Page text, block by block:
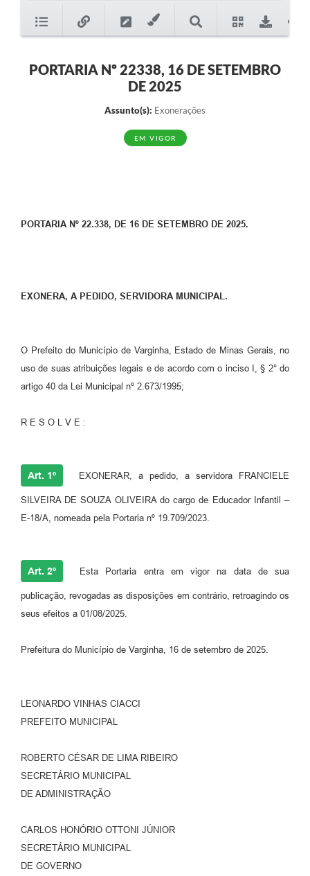
PORTARIA Nº 22338, 16 DE SETEMBRO
DE 2025
Assunto(s): Exonerações
EM VIGOR
PORTARIA Nº 22.338, DE 16 DE SETEMBRO DE 2025.
EXONERA, A PEDIDO, SERVIDORA MUNICIPAL.
O Prefeito do Município de Varginha, Estado de Minas Gerais, no
uso de suas atribuições legais e de acordo com o inciso I, § 2° do
artigo 40 da Lei Municipal nº 2.673/1995;
R E S O L V E :
Art. 1º EXONERAR, a pedido, a servidora FRANCIELE
SILVEIRA DE SOUZA OLIVEIRA do cargo de Educador Infantil –
E-18/A, nomeada pela Portaria nº 19.709/2023.
Art. 2º Esta Portaria entra em vigor na data de sua
publicação, revogadas as disposições em contrário, retroagindo os
seus efeitos a 01/08/2025.
Prefeitura do Município de Varginha, 16 de setembro de 2025.
LEONARDO VINHAS CIACCI
PREFEITO MUNICIPAL
ROBERTO CÉSAR DE LIMA RIBEIRO
SECRETÁRIO MUNICIPAL
DE ADMINISTRAÇÃO
CARLOS HONÓRIO OTTONI JÚNIOR
SECRETÁRIO MUNICIPAL
DE GOVERNO